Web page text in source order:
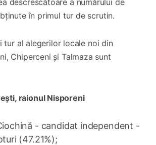
în primul tur de scrutin.
tur al alegerilor locale noi din
Chiperceni și Talmaza sunt
raionul Nisporeni
- candidat independent -
(47.21%);